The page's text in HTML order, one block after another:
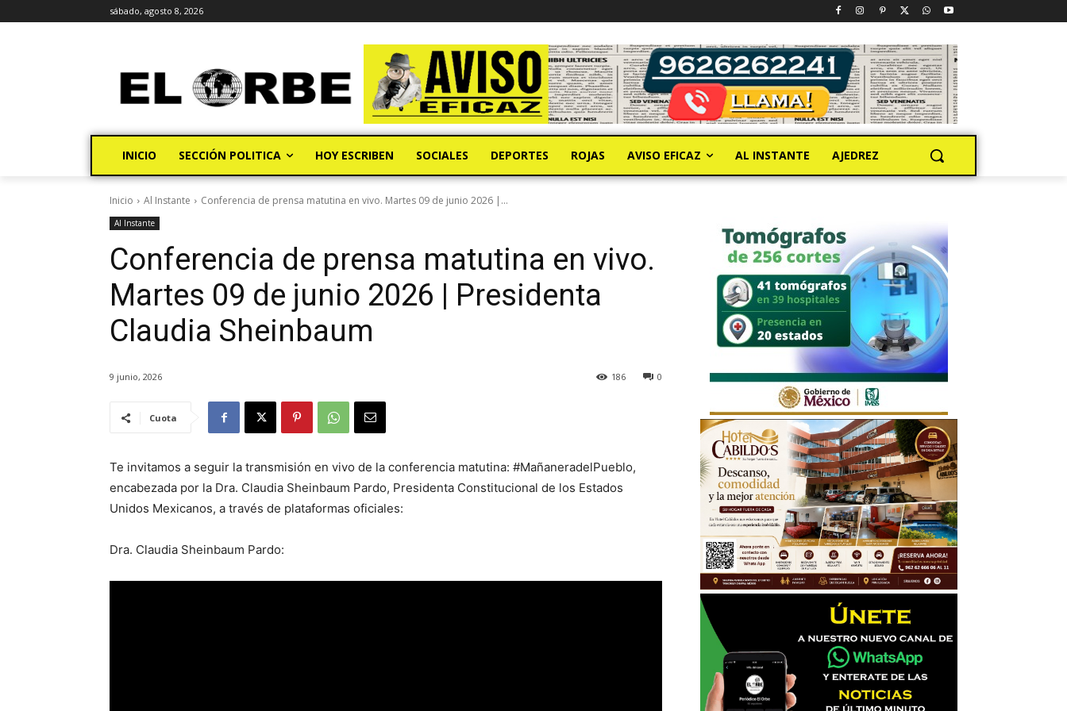
sábado, agosto 8, 2026
INICIO SECCIÓN POLITICA HOY ESCRIBEN SOCIALES DEPORTES ROJAS AVISO EFICAZ AL INSTANTE AJEDREZ
Inicio Al Instante Conferencia de prensa matutina en vivo. Martes 09 de junio 2026 |...
Al Instante
Conferencia de prensa matutina en vivo.
Martes 09 de junio 2026 | Presidenta
Claudia Sheinbaum
9 junio, 2026 0
186
Cuota
Te invitamos a seguir la transmisión en vivo de la conferencia matutina: #MañaneradelPueblo,
encabezada por la Dra. Claudia Sheinbaum Pardo, Presidenta Constitucional de los Estados
Unidos Mexicanos, a través de plataformas oficiales:
Dra. Claudia Sheinbaum Pardo: